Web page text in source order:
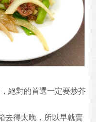
絕對的首選一定要炒芥
去得太晚，所以早就賣